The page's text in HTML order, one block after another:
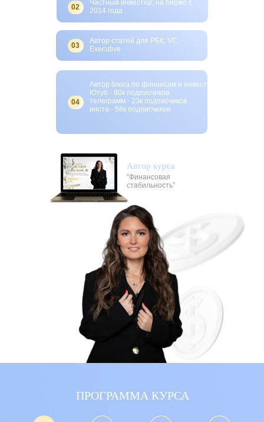
Автор курса
02
03
Частный инвестор, на бирже с
2014 года
“Финансовая
стабильность”
Автор статей для РБК, VC,
Executive
04
Автор блога по финансам и инвестициям
Ютуб - 80к подписчиков
телеграмм - 23к подписчиков
инста - 58к подписчиков
ПРОГРАММА КУРСА